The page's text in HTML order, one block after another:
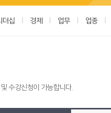
더십 경제 업무 업종
수강신청이 가능합니다.